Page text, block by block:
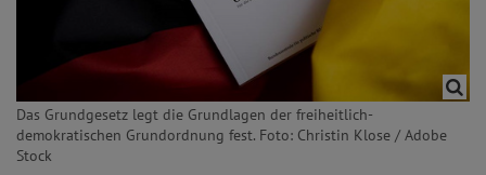
Das Grundgesetz legt die Grundlagen der freiheitlich-
demokratischen Grundordnung fest. Foto: Christin Klose / Adobe
Stock